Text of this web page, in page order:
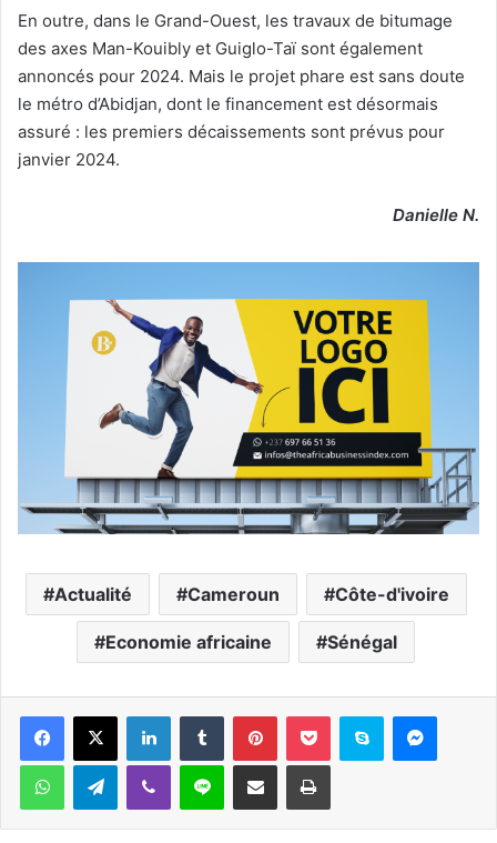
En outre, dans le Grand-Ouest, les travaux de bitumage
des axes Man-Kouibly et Guiglo-Taï sont également
annoncés pour 2024. Mais le projet phare est sans doute
le métro d’Abidjan, dont le financement est désormais
assuré : les premiers décaissements sont prévus pour
janvier 2024.
Danielle N.
Actualité Cameroun Côte-d'ivoire
Economie africaine Sénégal
Facebook
X LinkedinTumblr PinterestPocket Skype
WhatsAppTelegramViber Ligne Partager par email Imprimer